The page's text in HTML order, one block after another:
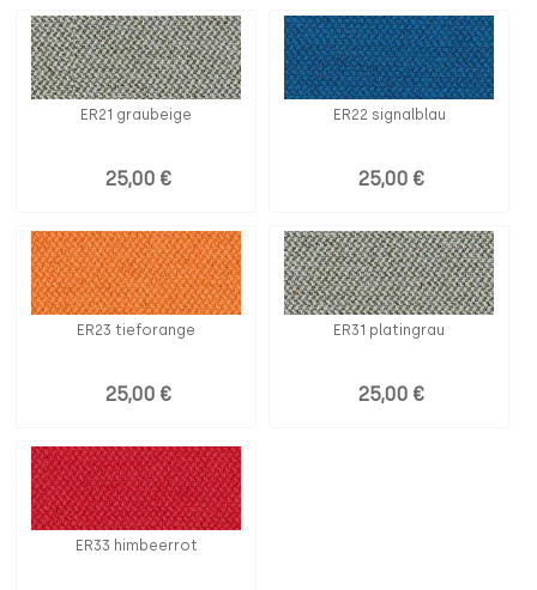
ER21 graubeige
25,00 €
ER22 signalblau
25,00 €
ER23 tieforange
25,00 €
ER31 platingrau
25,00 €
ER33 himbeerrot